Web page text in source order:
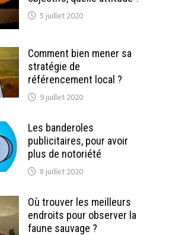
5 juillet 2020
Comment bien mener sa
stratégie de
référencement local ?
9 juillet 2020
Les banderoles
publicitaires, pour avoir
plus de notoriété
8 juillet 2020
Où trouver les meilleurs
endroits pour observer la
faune sauvage ?